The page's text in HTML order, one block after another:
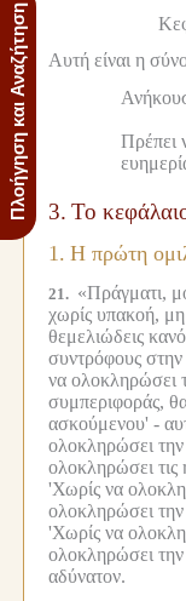
Πλοήγηση και Αναζήτηση
Αυτή είναι η
Πρέπει
3. Το
1. Η πρώτη
21. «Πράγματι,
χωρίς υπακοή,
θεμελιώδεις
συντρόφους στην
να ολοκληρώσει
συμπεριφοράς,
ασκούμενου' -
ολοκληρώσει
ολοκληρώσει τις
'Χωρίς να
ολοκληρώσει
'Χωρίς να
ολοκληρώσει
αδύνατον.